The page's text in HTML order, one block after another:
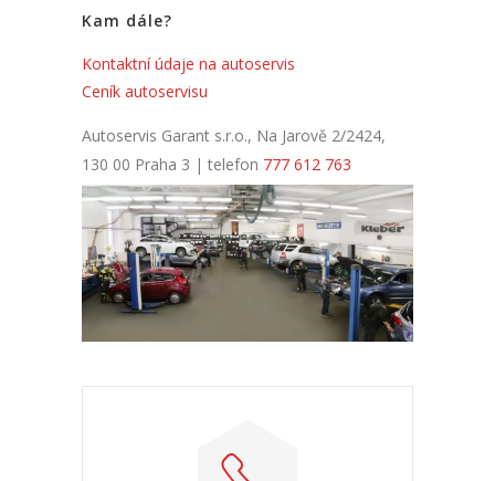
Kam dále?
Kontaktní údaje na autoservis
Ceník autoservisu
Autoservis Garant s.r.o., Na Jarově 2/2424,
130 00 Praha 3 | telefon 777 612 763